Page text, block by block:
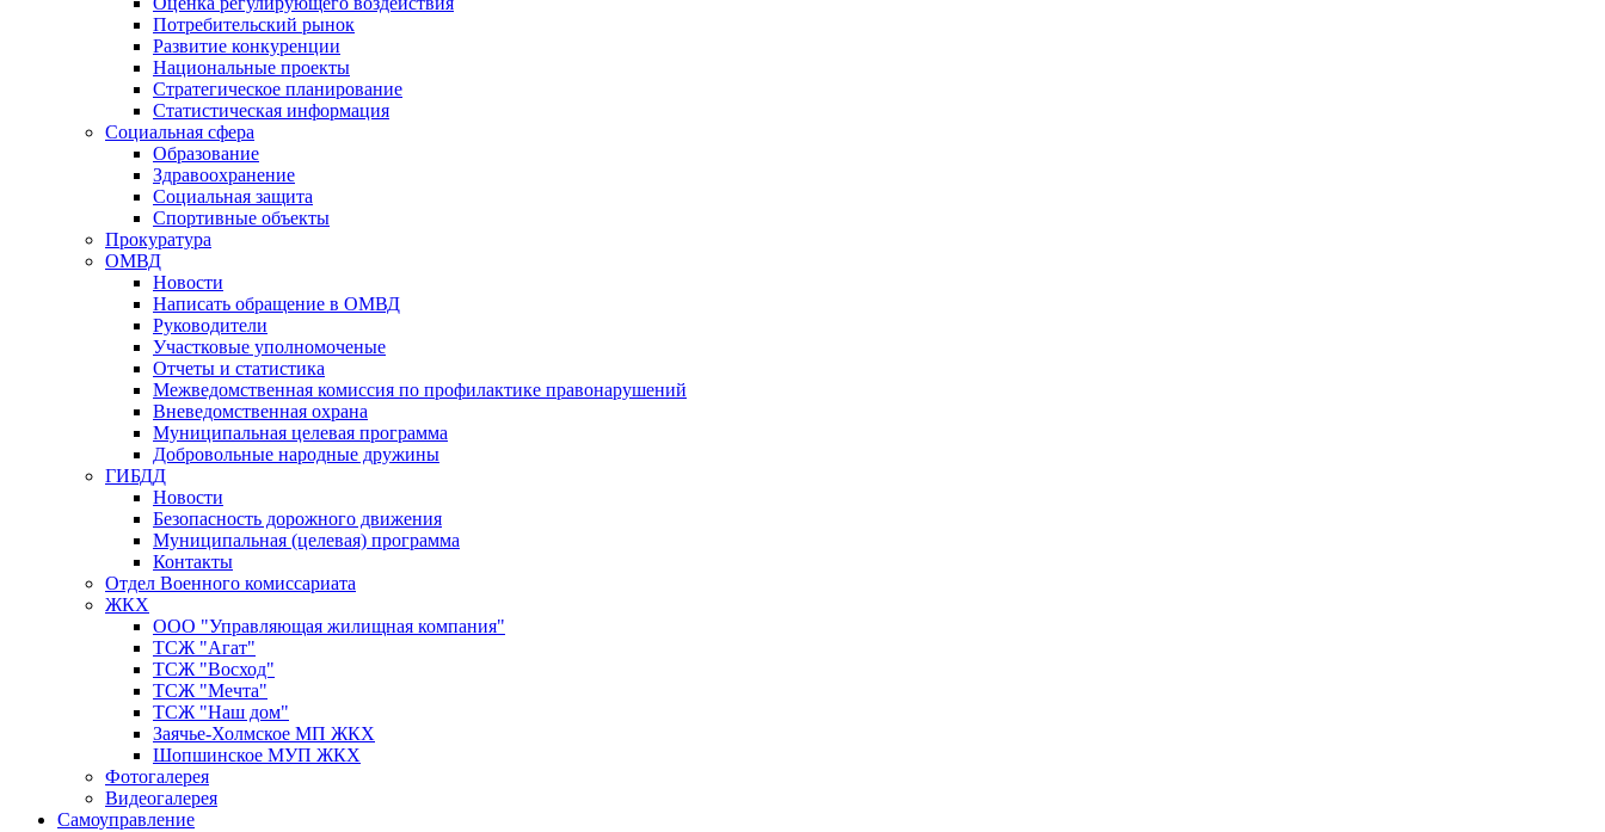
Потребительский рынок
Развитие конкуренции
Национальные проекты
Стратегическое планирование
Статистическая информация
Социальная сфера
Образование
Здравоохранение
Социальная защита
Спортивные объекты
Прокуратура
ОМВД
Новости
Написать обращение в ОМВД
Руководители
Участковые уполномоченые
Отчеты и статистика
Межведомственная комиссия по профилактике правонарушений
Вневедомственная охрана
Муниципальная целевая программа
Добровольные народные дружины
ГИБДД
Новости
Безопасность дорожного движения
Муниципальная (целевая) программа
Контакты
Отдел Военного комиссариата
ЖКХ
ООО "Управляющая жилищная компания"
ТСЖ "Агат"
ТСЖ "Восход"
ТСЖ "Мечта"
ТСЖ "Наш дом"
Заячье-Холмское МП ЖКХ
Шопшинское МУП ЖКХ
Фотогалерея
Видеогалерея
Самоуправление